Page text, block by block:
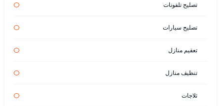
تصليح تلفونات
تصليح سيارات
تعقيم منازل
تنظيف منازل
ثلاجات